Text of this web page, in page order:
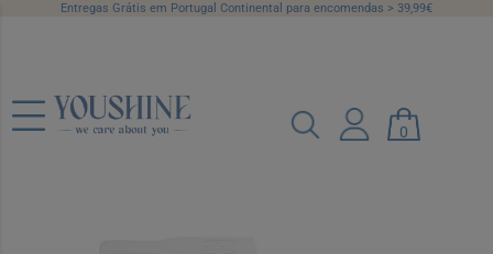
Entregas Grátis em Portugal Continental para encomendas > 39,99€
0
Chicco Tesoura de Unhas Rosa